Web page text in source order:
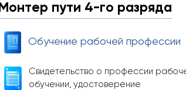
Монтер пути 4-го разряда
Обучение рабочей профессии
Свидетельство о профессии
обучении, удостоверение